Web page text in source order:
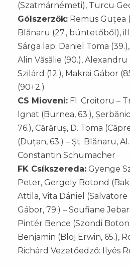
(Szatmárnémeti), Turcu
Gólszerzők: Remus Guțea
Blănaru (27., büntetőből),
Sárga lap: Daniel Toma
Alin Văsălie (90.), Alexandru
Szilárd (12.), Makrai Gábor
(90+2.)
CS Mioveni: Fl. Croitoru –
Ignat (Burnea, 63.),
76.), Cărăruș, D. Toma
(Duțan, 63.) – Șt. Blănaru,
Constantin Schumacher
FK Csíkszereda: Gyenge
Peter, Gergely Botond
Attila, Vita Dániel (Salvatore
Gábor, 79.) – Soufiane
Pintér Bence (Szondi
Benjamin (Bloj Erwin, 65.),
Richárd Vezetőedző: Ilyés